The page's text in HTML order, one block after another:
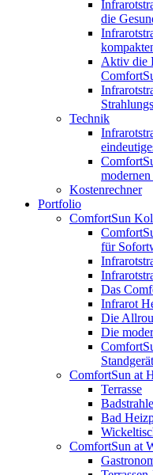
die
Aktiv die
Technik
Kostenrechner
Portfolio
ComfortSun
für
Das
Infrarot
Die
Die
Standgerät
ComfortSun at
Terrasse
Bad
ComfortSun at